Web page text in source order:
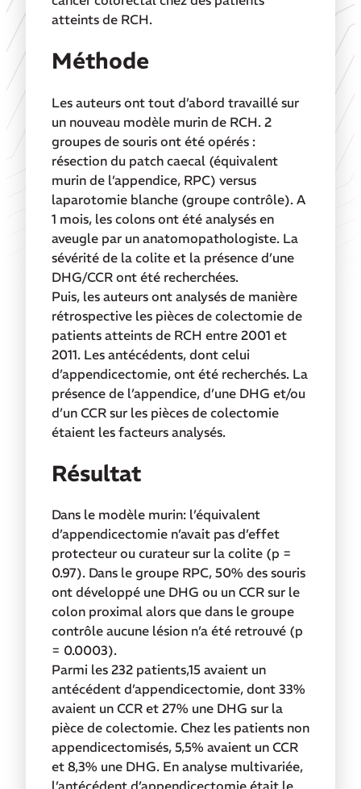
atteints de RCH.
Méthode
Les auteurs ont tout d’abord travaillé sur
un nouveau modèle murin de RCH. 2
groupes de souris ont été opérés :
résection du patch caecal (équivalent
murin de l’appendice, RPC) versus
laparotomie blanche (groupe contrôle). A
1 mois, les colons ont été analysés en
aveugle par un anatomopathologiste. La
sévérité de la colite et la présence d’une
DHG/CCR ont été recherchées.
Puis, les auteurs ont analysés de manière
rétrospective les pièces de colectomie de
patients atteints de RCH entre 2001 et
2011. Les antécédents, dont celui
d’appendicectomie, ont été recherchés. La
présence de l’appendice, d’une DHG et/ou
d’un CCR sur les pièces de colectomie
étaient les facteurs analysés.
Résultat
Dans le modèle murin: l’équivalent
d’appendicectomie n’avait pas d’effet
protecteur ou curateur sur la colite (p =
0.97). Dans le groupe RPC, 50% des souris
ont développé une DHG ou un CCR sur le
colon proximal alors que dans le groupe
contrôle aucune lésion n’a été retrouvé (p
= 0.0003).
Parmi les 232 patients,15 avaient un
antécédent d’appendicectomie, dont 33%
avaient un CCR et 27% une DHG sur la
pièce de colectomie. Chez les patients non
appendicectomisés, 5,5% avaient un CCR
et 8,3% une DHG. En analyse multivariée,